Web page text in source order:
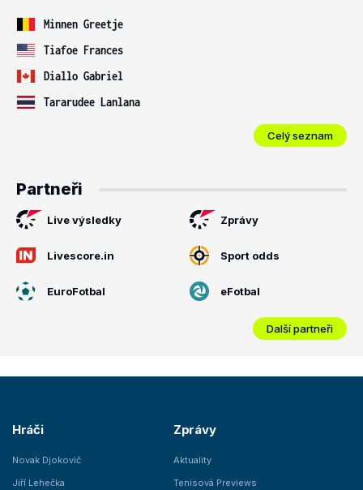
Minnen Greetje
Tiafoe Frances
Diallo Gabriel
Tararudee Lanlana
Celý seznam
Partneři
Live výsledky Zprávy
Livescore.in Sport odds
EuroFotbal eFotbal
Další partneři
Hráči
Novak Djokovič
Jiří Lehečka
Zprávy
Aktuality
Tenisová Previews